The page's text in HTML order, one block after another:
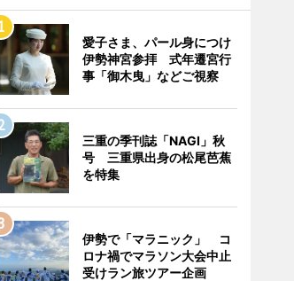
愛子さま、パール身につけ
伊勢神宮参拝 式年遷宮行
事「御木曳」などご視察
三重の季刊誌「NAGI」秋
号 三重県出身の松尾芭蕉
を特集
伊勢で「マラニック」 コ
ロナ禍でマラソン大会中止
受けラン旅ツアー企画